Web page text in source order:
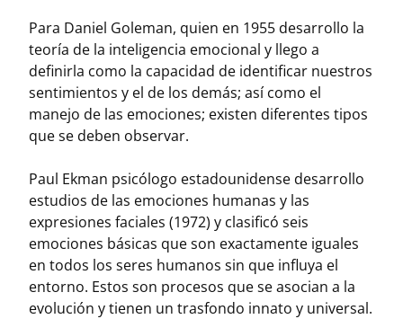
Para Daniel Goleman, quien en 1955 desarrollo la
teoría de la inteligencia emocional y llego a
definirla como la capacidad de identificar nuestros
sentimientos y el de los demás; así como el
manejo de las emociones; existen diferentes tipos
que se deben observar.
Paul Ekman psicólogo estadounidense desarrollo
estudios de las emociones humanas y las
expresiones faciales (1972) y clasificó seis
emociones básicas que son exactamente iguales
en todos los seres humanos sin que influya el
entorno. Estos son procesos que se asocian a la
evolución y tienen un trasfondo innato y universal.